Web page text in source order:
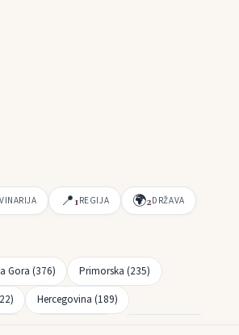
VINARIJA 📍1REGIJA 🌍2DRŽAVA
Gora (376)
Primorska (235)
Hercegovina (189)